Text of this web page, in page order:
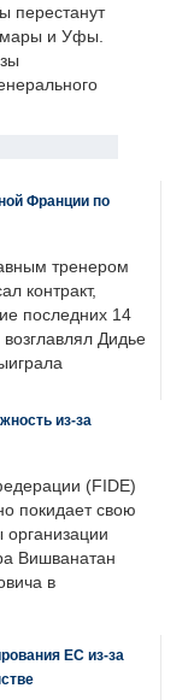
перестанут
и Уфы.
Франции по
тренером
контракт,
последних 14
Дидье
из-за
(FIDE)
покидает свою
организации
Вишванатан
в
ЕС из-за